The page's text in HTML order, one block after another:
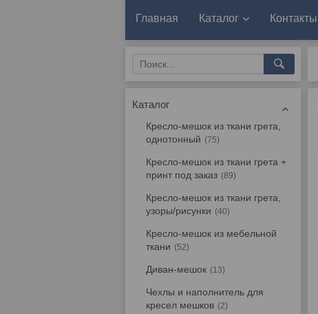
Главная Каталог Контакты
Каталог
Кресло-мешок из ткани грета,
однотонный
75
Кресло-мешок из ткани грета +
принт под заказ
89
Кресло-мешок из ткани грета,
узоры/рисунки
40
Кресло-мешок из мебельной
ткани
52
Диван-мешок 13
Чехлы и наполнитель для
кресел мешков
2